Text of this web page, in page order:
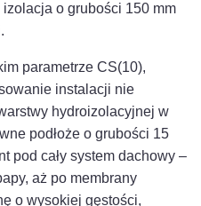
o grubości 150 mm
parametrze CS(10),
instalacji nie
hydroizolacyjnej w
podłoże o grubości 15
pod cały system dachowy –
aż po membrany
o wysokiej gęstości,